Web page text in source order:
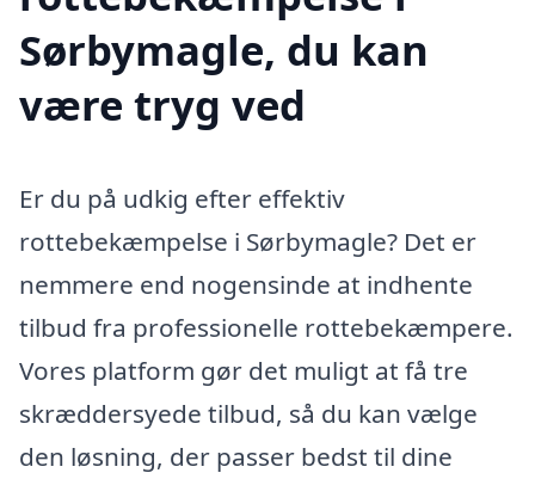
Sørbymagle, du kan
være tryg ved
Er du på udkig efter effektiv
rottebekæmpelse i Sørbymagle? Det er
nemmere end nogensinde at indhente
tilbud fra professionelle rottebekæmpere.
Vores platform gør det muligt at få tre
skræddersyede tilbud, så du kan vælge
den løsning, der passer bedst til dine